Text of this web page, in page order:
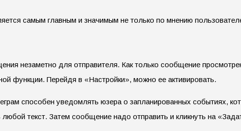
самым главным и значимым не только по мнению
незаметно для отправителя. Как только сообщение
функции. Перейдя в «Настройки», можно ее активировать.
способен уведомлять юзера о запланированных событиях,
текст. Затем сообщение надо отправить и кликнуть на